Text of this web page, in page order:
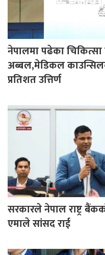
नेपालमा पढेका चिकित्सा
अब्बल,मेडिकल
प्रतिशत उत्तिर्ण
सरकारले नेपाल राष्ट्र
एमाले सांसद राई